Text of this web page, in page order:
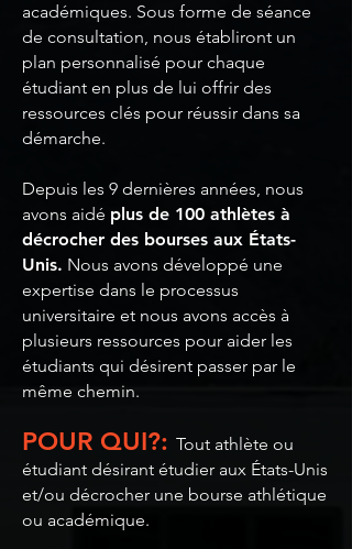
académiques. Sous forme de séance
de consultation, nous établiront un
plan personnalisé pour chaque
étudiant en plus de lui offrir des
ressources clés pour réussir dans sa
démarche.
Depuis les 9 dernières années, nous
avons aidé plus de 100 athlètes à
décrocher des bourses aux États-
Unis. Nous avons développé une
expertise dans le processus
universitaire et nous avons accès à
plusieurs ressources pour aider les
étudiants qui désirent passer par le
même chemin.
POUR QUI?: Tout athlète ou
étudiant désirant étudier aux États-Unis
et/ou décrocher une bourse athlétique
ou académique.